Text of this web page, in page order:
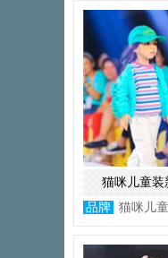
猫咪儿童装
品牌 猫咪儿